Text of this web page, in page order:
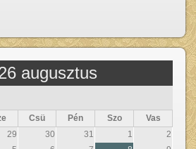
augusztus
Csü Pén Szo
Vas
29 30 31 1
2